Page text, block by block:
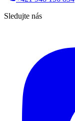
Sledujte nás